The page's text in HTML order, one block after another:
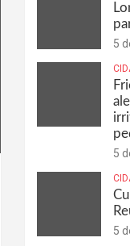
5
5
5